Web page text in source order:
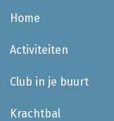
Home
Activiteiten
Club in je buurt
Krachtbal